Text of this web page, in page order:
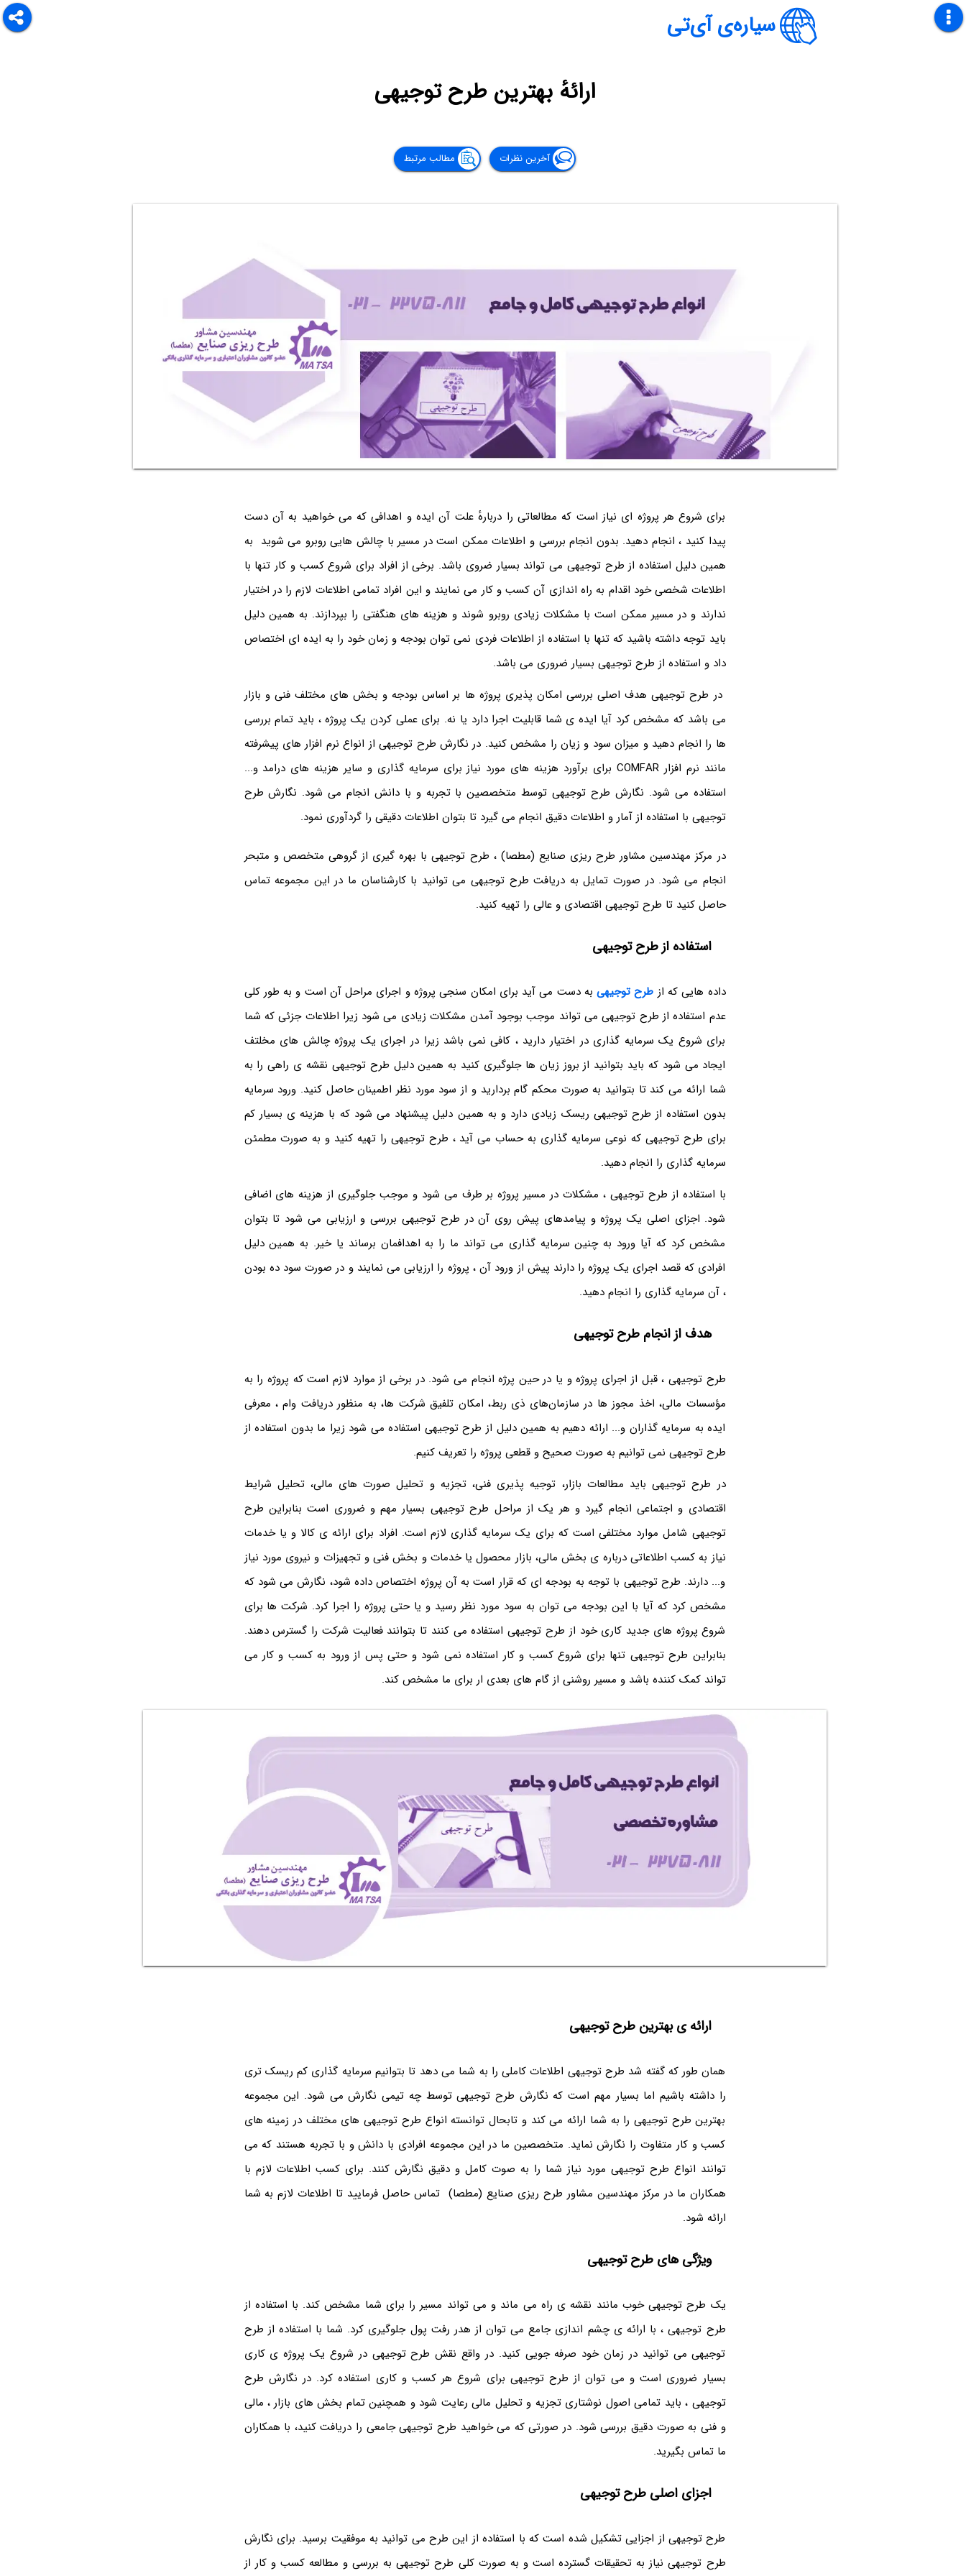
سیاره‌ی آی‌تی
ارائۀ بهترین طرح توجیهی
آخرین نظرات مطالب مرتبط
برای شروع هر پروژه ای نیاز است که مطالعاتی را دربارۀ علت آن ایده و اهدافی که می خواهید به آن دست
پیدا کنید ، انجام دهید. بدون انجام بررسی و اطلاعات ممکن است در مسیر با چالش هایی روبرو می شوید به
همین دلیل استفاده از طرح توجیهی می تواند بسیار ضروی باشد. برخی از افراد برای شروع کسب و کار تنها با
اطلاعات شخصی خود اقدام به راه اندازی آن کسب و کار می نمایند و این افراد تمامی اطلاعات لازم را در اختیار
ندارند و در مسیر ممکن است با مشکلات زیادی روبرو شوند و هزینه های هنگفتی را بپردازند. به همین دلیل
باید توجه داشته باشید که تنها با استفاده از اطلاعات فردی نمی توان بودجه و زمان خود را به ایده ای اختصاص
داد و استفاده از طرح توجیهی بسیار ضروری می باشد.
در طرح توجیهی هدف اصلی بررسی امکان پذیری پروژه‌ ها بر اساس بودجه و بخش های مختلف فنی و بازار
می باشد که مشخص کرد آیا ایده ی شما قابلیت اجرا دارد یا نه. برای عملی کردن یک پروژه ، باید تمام بررسی
ها را انجام دهید و میزان سود و زیان را مشخص کنید. در نگارش طرح توجیهی از انواع نرم افزار های پیشرفته
مانند نرم افزار COMFAR برای برآورد هزینه‌ های مورد نیاز برای سرمایه گذاری و سایر هزینه های درامد و...
استفاده می شود. نگارش طرح توجیهی توسط متخصصین با تجربه و با دانش انجام می شود. نگارش طرح
توجیهی با استفاده از آمار و اطلاعات دقیق انجام می گیرد تا بتوان اطلاعات دقیقی را گردآوری نمود.
در مرکز مهندسین مشاور طرح ریزی صنایع (مطصا) ، طرح توجیهی با بهره گیری از گروهی متخصص و متبحر
انجام می شود. در صورت تمایل به دریافت طرح توجیهی می توانید با کارشناسان ما در این مجموعه تماس
حاصل کنید تا طرح توجیهی اقتصادی و عالی را تهیه کنید.
استفاده از طرح توجیهی
داده ‌هایی که از طرح توجیهیبه دست می آید برای امکان سنجی پروژه و اجرای مراحل آن است و به طور کلی
عدم استفاده از طرح توجیهی می تواند موجب بوجود آمدن مشکلات زیادی می شود زیرا اطلاعات جزئی که شما
برای شروع یک سرمایه گذاری در اختیار دارید ، کافی نمی باشد زیرا در اجرای یک پروژه چالش های مخلتف
ایجاد می شود که باید بتوانید از بروز زیان ها جلوگیری کنید به همین دلیل طرح توجیهی نقشه ی راهی را به
شما ارائه می کند تا بتوانید به صورت محکم گام بردارید و از سود مورد نظر اطمینان حاصل کنید. ورود سرمایه
بدون استفاده از طرح توجیهی ریسک زیادی دارد و به همین دلیل پیشنهاد می شود که با هزینه ی بسیار کم
برای طرح توجیهی که نوعی سرمایه گذاری به حساب می آید ، طرح توجیهی را تهیه کنید و به صورت مطمئن
سرمایه گذاری را انجام دهید.
با استفاده از طرح توجیهی ، مشکلات در مسیر پروژه بر طرف می شود و موجب جلوگیری از هزینه های اضافی
شود. اجزای اصلی یک پروژه و پیامدهای پیش روی آن در طرح توجیهی بررسی و ارزیابی می شود تا بتوان
مشخص کرد که آیا ورود به چنین سرمایه گذاری می تواند ما را به اهدافمان برساند یا خیر. به همین دلیل
افرادی که قصد اجرای یک پروژه را دارند پیش از ورود آن ، پروژه را ارزیابی می نمایند و در صورت سود ده بودن
، آن سرمایه گذاری را انجام دهید.
هدف از انجام طرح توجیهی
طرح توجیهی ، قبل از اجرای پروژه و یا در حین پرژه انجام می شود. در برخی از موارد لازم است که پروژه را به
مؤسسات مالی، اخذ مجوز ها در سازمان‌های ذی ربط، امکان تلفیق شرکت ‌ها، به منظور دریافت وام ، معرفی
ایده به سرمایه گذاران و... ارائه دهیم به همین دلیل از طرح توجیهی استفاده می شود زیرا ما بدون استفاده از
طرح توجیهی نمی توانیم به صورت صحیح و قطعی پروژه را تعریف کنیم.
در طرح توجیهی باید مطالعات بازار، توجیه پذیری فنی، تجزیه و تحلیل صورت ‌های مالی، تحلیل شرایط
اقتصادی و اجتماعی انجام گیرد و هر یک از مراحل طرح توجیهی بسیار مهم و ضروری است بنابراین طرح
توجیهی شامل موارد مختلفی است که برای یک سرمایه گذاری لازم است. افراد برای ارائه ی کالا و یا خدمات
نیاز به کسب اطلاعاتی درباره ی بخش مالی، بازار محصول یا خدمات و بخش فنی و تجهیزات و نیروی مورد نیاز
و... دارند. طرح توجیهی با توجه به بودجه ای که قرار است به آن پروژه اختصاص داده شود، نگارش می شود که
مشخص کرد که آیا با این بودجه می توان به سود مورد نظر رسید و یا حتی پروژه را اجرا کرد. شرکت ها برای
شروع پروژه های جدید کاری خود از طرح توجیهی استفاده می کنند تا بتوانند فعالیت شرکت را گسترس دهند.
بنابراین طرح توجیهی تنها برای شروع کسب و کار استفاده نمی شود و حتی پس از ورود به کسب و کار می
تواند کمک کننده باشد و مسیر روشنی از گام های بعدی ار برای ما مشخص کند.
ارائه ی بهترین طرح توجیهی
همان طور که گفته شد طرح توجیهی اطلاعات کاملی را به شما می دهد تا بتوانیم سرمایه گذاری کم ریسک تری
را داشته باشیم اما بسیار مهم است که نگارش طرح توجیهی توسط چه تیمی نگارش می شود. این مجموعه
بهترین طرح توجیهی را به شما ارائه می کند و تابحال توانسته انواع طرح توجیهی های مختلف در زمینه های
کسب و کار متفاوت را نگارش نماید. متخصصین ما در این مجموعه افرادی با دانش و با تجربه هستند که می
توانند انواع طرح توجیهی مورد نیاز شما را به صوت کامل و دقیق نگارش کنند. برای کسب اطلاعات لازم با
همکاران ما در مرکز مهندسین مشاور طرح ریزی صنایع (مطصا) تماس حاصل فرمایید تا اطلاعات لازم به شما
ارائه شود.
ویژگی های طرح توجیهی
یک طرح توجیهی خوب مانند نقشه ی راه می ماند و می تواند مسیر را برای شما مشخص کند. با استفاده از
طرح توجیهی ، با ارائه ی چشم اندازی جامع می توان از هدر رفت پول جلوگیری کرد. شما با استفاده از طرح
توجیهی می توانید در زمان خود صرفه جویی کنید. در واقع نقش طرح توجیهی در شروع یک پروژه ی کاری
بسیار ضروری است و می توان از طرح توجیهی برای شروع هر کسب و کاری استفاده کرد. در نگارش طرح
توجیهی ، باید تمامی اصول نوشتاری تجزیه و تحلیل مالی رعایت شود و همچنین تمام بخش های بازار ، مالی
و فنی به صورت دقیق بررسی شود. در صورتی که می خواهید طرح توجیهی جامعی را دریافت کنید، با همکاران
ما تماس بگیرید.
اجزای اصلی طرح توجیهی
طرح توجیهی از اجزایی تشکیل شده است که با استفاده از این طرح می توانید به موفقیت برسید. برای نگارش
طرح توجیهی نیاز به تحقیقات گسترده است و به صورت کلی طرح توجیهی به بررسی و مطالعه کسب و کار از